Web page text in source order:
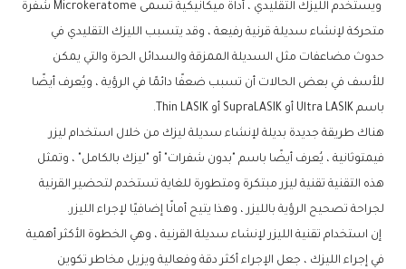
ويستخدم الليزك التقليدي ، أداة ميكانيكية تسمى Microkeratome شفرة
متحركة لإنشاء سديلة قرنية رفيعة ، وقد يتسبب الليزك التقليدي في
حدوث مضاعفات مثل السديلة الممزقة والسدائل الحرة والتي يمكن
للأسف في بعض الحالات أن تسبب ضعفًا دائمًا في الرؤية ، ويُعرف أيضًا
باسم Ultra LASIK أو SupraLASIK أو Thin LASIK.
هناك طريقة جديدة بديلة لإنشاء سديلة ليزك من خلال استخدام ليزر
فيمتوثانية ، يُعرف أيضًا باسم "بدون شفرات" أو "ليزك بالكامل" ، وتمثل
هذه التقنية تقنية ليزر مبتكرة ومتطورة للغاية تستخدم لتحضير القرنية
لجراحة تصحيح الرؤية بالليزر ، وهذا يتيح أمانًا إضافيًا لإجراء الليزر.
إن استخدام تقنية الليزر لإنشاء سديلة القرنية ، وهي الخطوة الأكثر أهمية
في إجراء الليزك ، جعل الإجراء أكثر دقة وفعالية ويزيل مخاطر تكوين